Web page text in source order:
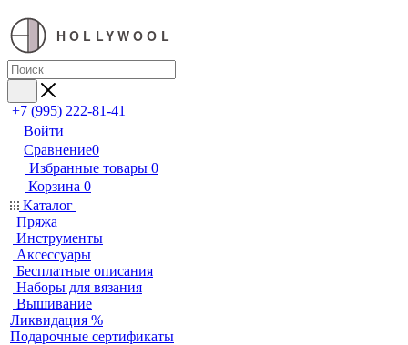
HOLLYWOOL
+7 (995) 222-81-41
Войти
Сравнение0
Избранные товары 0
Корзина 0
Каталог
Пряжа
Инструменты
Аксессуары
Бесплатные описания
Наборы для вязания
Вышивание
Ликвидация %
Подарочные сертификаты